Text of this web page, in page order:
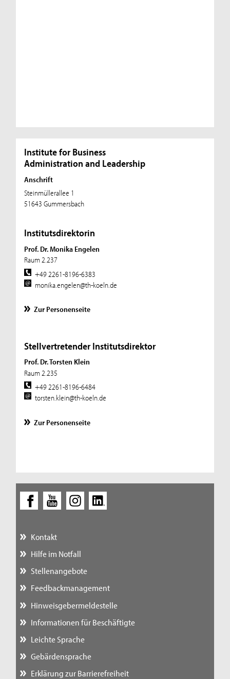
Institute for Business
Administration and Leadership
Anschrift
Steinmüllerallee 1
51643 Gummersbach
Institutsdirektorin
Prof. Dr. Monika Engelen
Raum 2.237
+49 2261-8196-6383
monika.engelen@th-koeln.de
Zur Personenseite
Stellvertretender Institutsdirektor
Prof. Dr. Torsten Klein
Raum 2.235
+49 2261-8196-6484
torsten.klein@th-koeln.de
Zur Personenseite
Kontakt
Hilfe im Notfall
Stellenangebote
Feedbackmanagement
Hinweisgebermeldestelle
Informationen für Beschäftigte
Leichte Sprache
Gebärdensprache
Erklärung zur Barrierefreiheit